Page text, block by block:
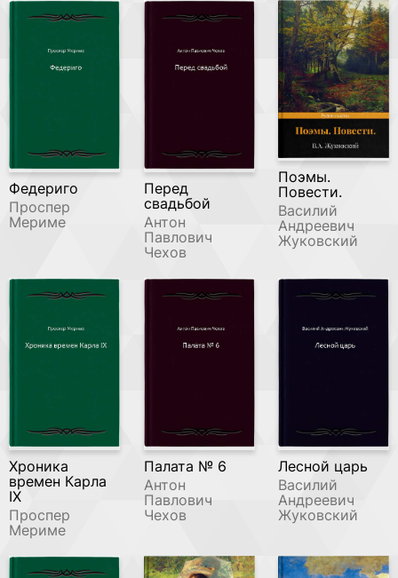
Федериго
Проспер
Мериме
Перед
свадьбой
Антон
Павлович
Чехов
Поэмы.
Повести.
Василий
Андреевич
Жуковский
Хроника
времен Карла
IX
Проспер
Мериме
Палата № 6
Антон
Павлович
Чехов
Лесной царь
Василий
Андреевич
Жуковский